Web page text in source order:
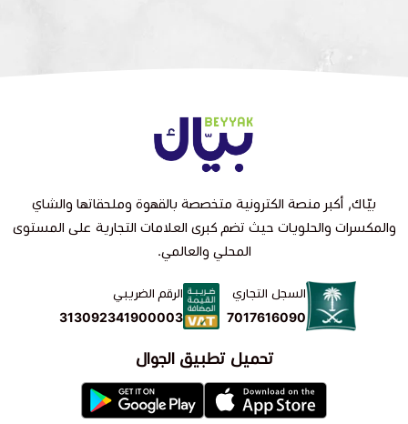
بيّاك, أكبر منصة الكترونية متخصصة بالقهوة وملحقاتها والشاي
والمكسرات والحلويات حيث تضم كبرى العلامات التجارية على المستوى
المحلي والعالمي.
السجل التجاري
7017616090
الرقم الضريبي
313092341900003
تحميل تطبيق الجوال